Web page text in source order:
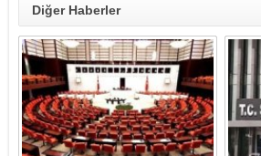
Diğer Haberler